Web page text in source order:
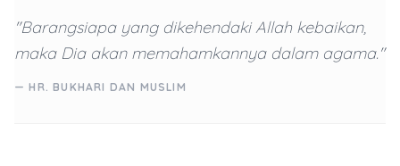
"Barangsiapa yang dikehendaki Allah kebaikan,
maka Dia akan memahamkannya dalam agama."
— HR. BUKHARI DAN MUSLIM